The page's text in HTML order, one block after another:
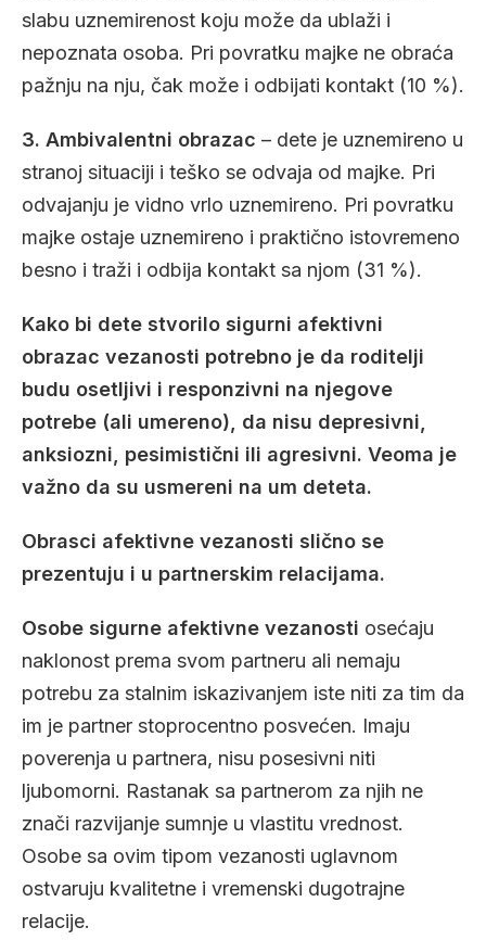
slabu uznemirenost koju može da ublaži i
nepoznata osoba. Pri povratku majke ne obraća
pažnju na nju, čak može i odbijati kontakt (10 %).
3. Ambivalentni obrazac – dete je uznemireno u
stranoj situaciji i teško se odvaja od majke. Pri
odvajanju je vidno vrlo uznemireno. Pri povratku
majke ostaje uznemireno i praktično istovremeno
besno i traži i odbija kontakt sa njom (31 %).
Kako bi dete stvorilo sigurni afektivni
obrazac vezanosti potrebno je da roditelji
budu osetljivi i responzivni na njegove
potrebe (ali umereno), da nisu depresivni,
anksiozni, pesimistični ili agresivni. Veoma je
važno da su usmereni na um deteta.
Obrasci afektivne vezanosti slično se
prezentuju i u partnerskim relacijama.
Osobe sigurne afektivne vezanosti osećaju
naklonost prema svom partneru ali nemaju
potrebu za stalnim iskazivanjem iste niti za tim da
im je partner stoprocentno posvećen. Imaju
poverenja u partnera, nisu posesivni niti
ljubomorni. Rastanak sa partnerom za njih ne
znači razvijanje sumnje u vlastitu vrednost.
Osobe sa ovim tipom vezanosti uglavnom
ostvaruju kvalitetne i vremenski dugotrajne
relacije.